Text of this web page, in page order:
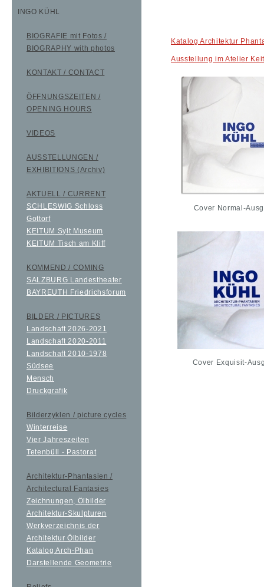
INGO KÜHL
BIOGRAFIE mit Fotos /
BIOGRAPHY with photos
KONTAKT / CONTACT
ÖFFNUNGSZEITEN /
OPENING HOURS
VIDEOS
AUSSTELLUNGEN /
EXHIBITIONS (Archiv)
AKTUELL / CURRENT
SCHLESWIG Schloss
Gottorf
KEITUM Sylt Museum
KEITUM Tisch am Kliff
KOMMEND / COMING
SALZBURG Landestheater
BAYREUTH Friedrichsforum
BILDER / PICTURES
Landschaft 2026-2021
Landschaft 2020-2011
Landschaft 2010-1978
Südsee
Mensch
Druckgrafik
Bilderzyklen / picture cycles
Winterreise
Vier Jahreszeiten
Tetenbüll - Pastorat
Architektur-Phantasien /
Architectural Fantasies
Zeichnungen, Ölbilder
Architektur-Skulpturen
Werkverzeichnis der
Architektur Ölbilder
Katalog Arch-Phan
Darstellende Geometrie
Katalog Architektur
Ausstellung im Atelier
Cover Normal-
Cover Exquisit-